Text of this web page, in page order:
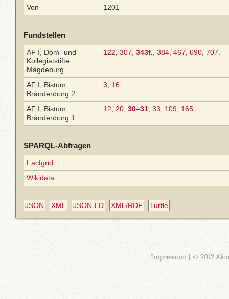
Von
1201
Fundstellen
AF I, Dom- und
Kollegiatstifte
Magdeburg
122 307 343f. 384 467 690 707
AF I, Bistum
Brandenburg 2
3 16
AF I, Bistum
Brandenburg 1
12 20 30–31 33 109 165
SPARQL-Abfragen
Factgrid
Wikidata
JSON XML JSON-LD XML/RDF Turtle
Impressum| © 2012